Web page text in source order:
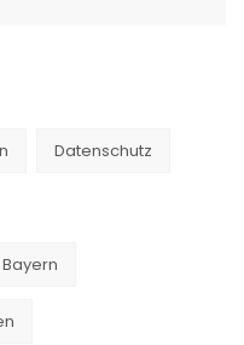
Datenschutz